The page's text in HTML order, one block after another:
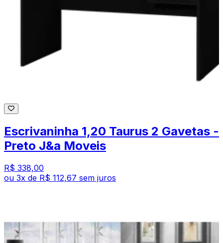
Escrivaninha 1,20 Taurus 2 Gavetas -
Preto J&a Moveis
R$ 338,00
ou 3x de R$ 112,67 sem juros